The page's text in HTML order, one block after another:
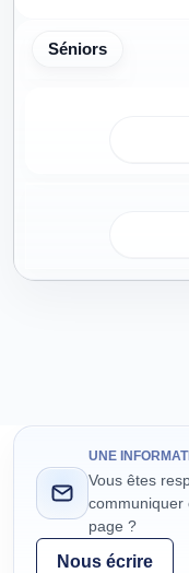
Séniors
UNE
Vous êtes
communiquer
page ?
Nous écrire